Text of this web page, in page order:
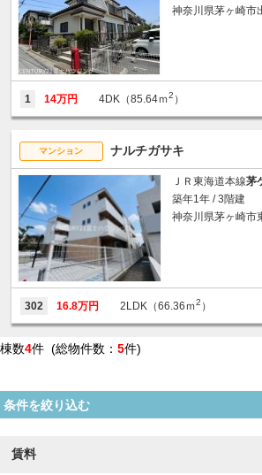
神奈川県茅ヶ崎市
1 14万円 4DK（85.64ｍ2 ）
マンション ナルチガサキ
ＪＲ東海道本線茅
築年1年 / 3階建
神奈川県茅ヶ崎市
302 16.8万円 2LDK（66.36ｍ2 ）
棟数4件 (総物件数： 5件)
条件を絞り込む
賃料